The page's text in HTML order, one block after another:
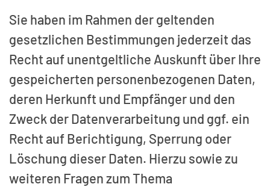
Sie haben im Rahmen der geltenden
gesetzlichen Bestimmungen jederzeit das
Recht auf unentgeltliche Auskunft über Ihre
gespeicherten personenbezogenen Daten,
deren Herkunft und Empfänger und den
Zweck der Datenverarbeitung und ggf. ein
Recht auf Berichtigung, Sperrung oder
Löschung dieser Daten. Hierzu sowie zu
weiteren Fragen zum Thema